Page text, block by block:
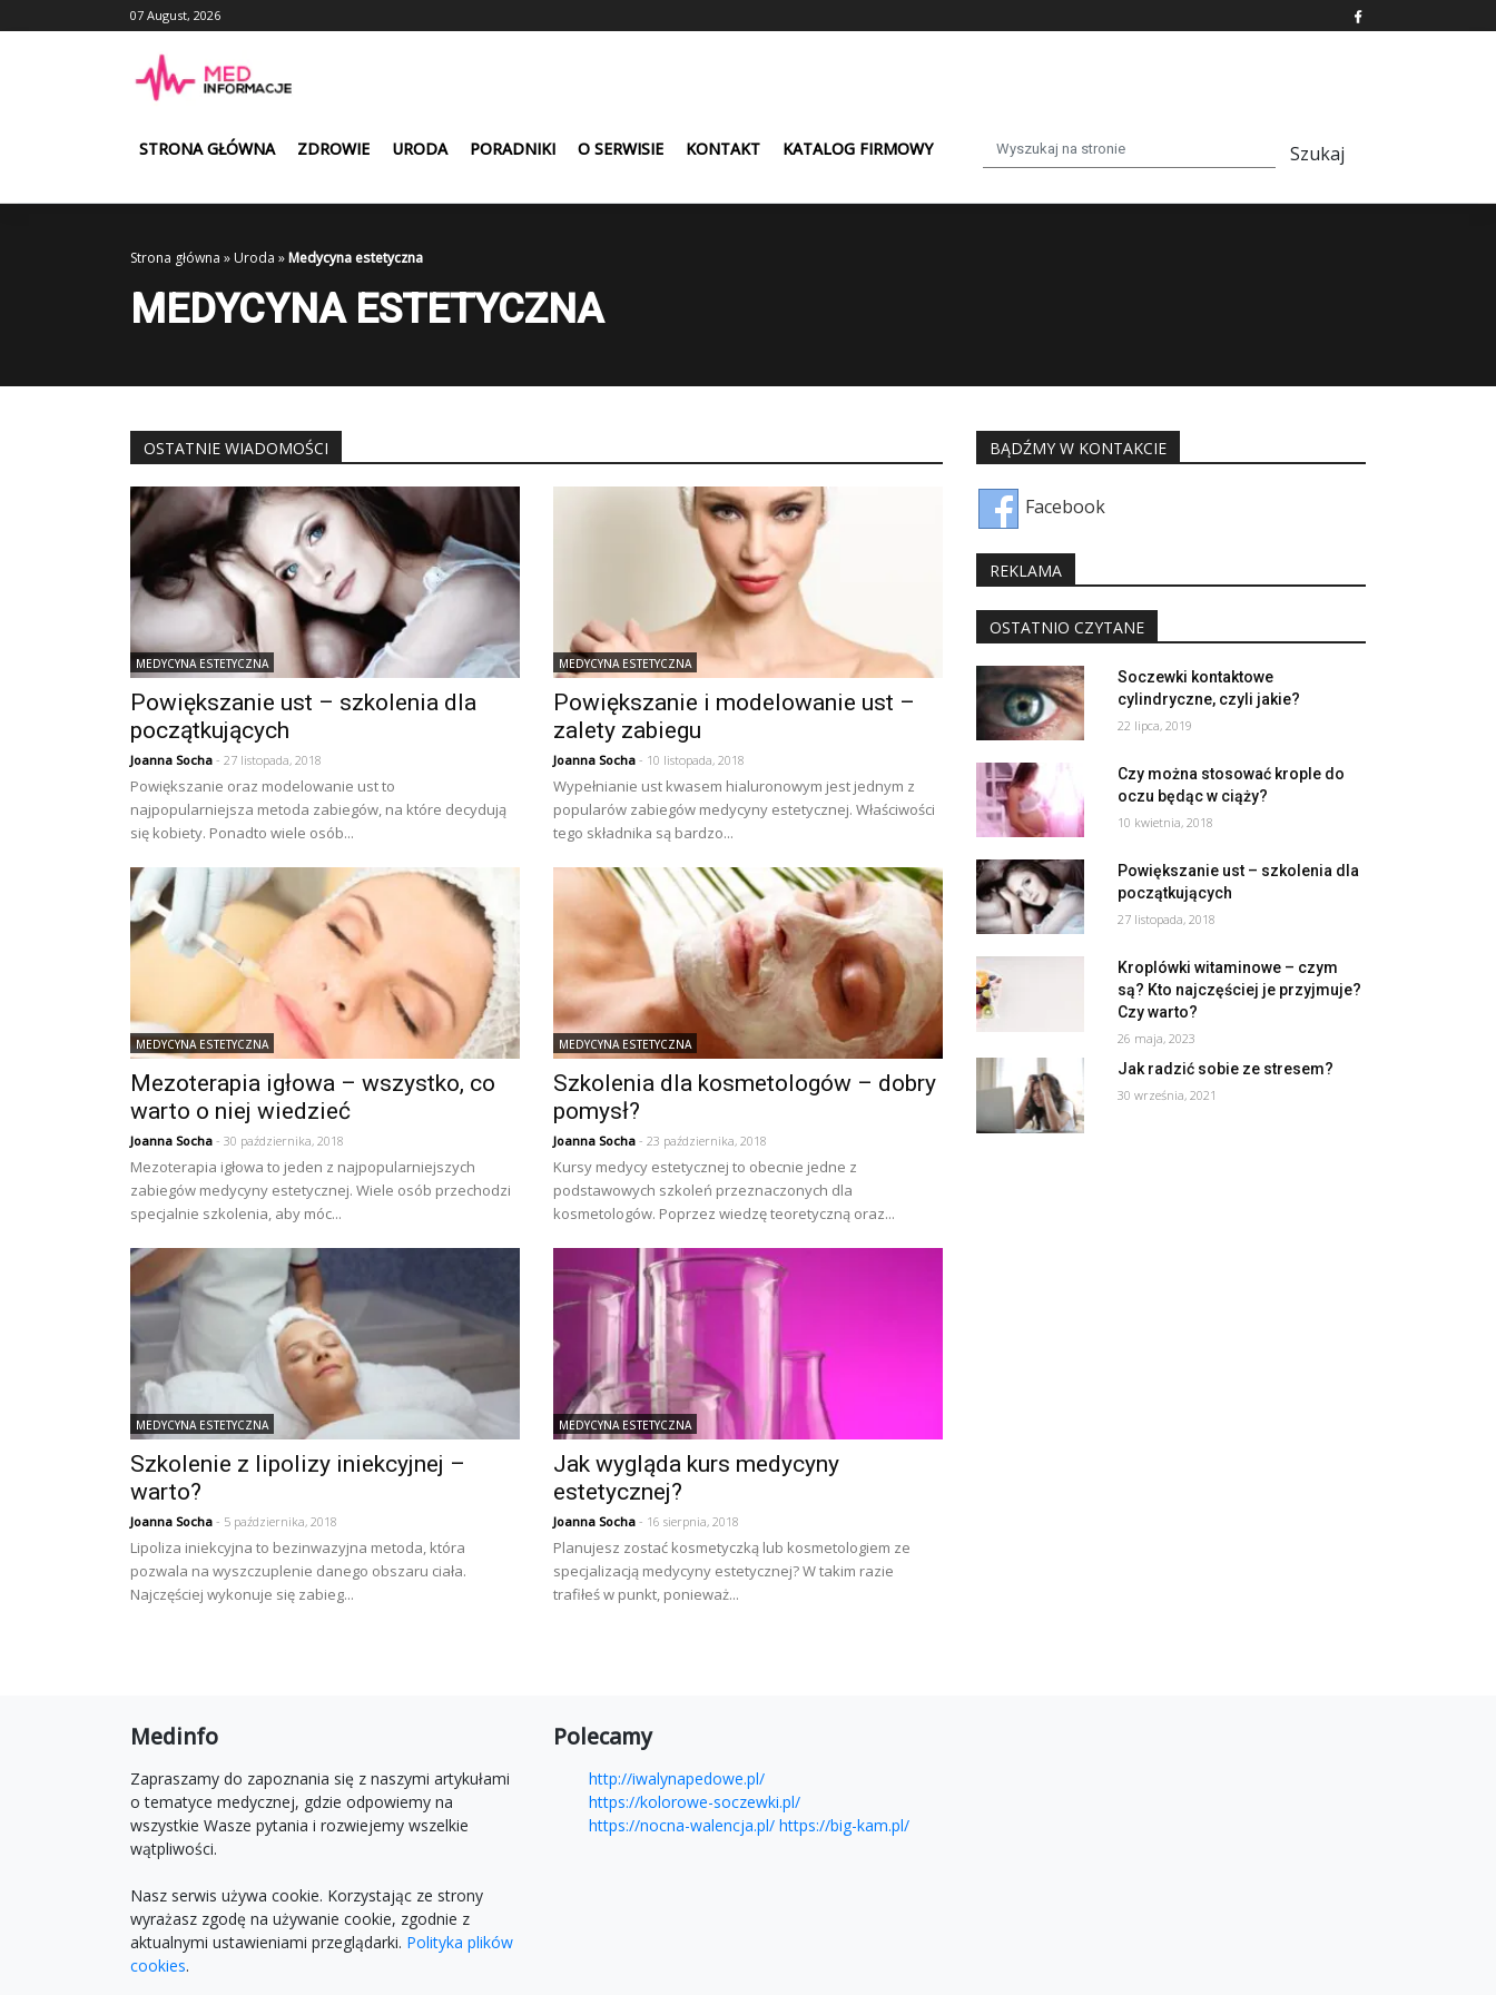
to
07 August, 2026
STRONA GŁÓWNA ZDROWIE URODA PORADNIKI O SERWISIE KONTAKT KATALOG FIRMOWY
Strona główna » Uroda »Medycyna estetyczna
MEDYCYNA ESTETYCZNA
OSTATNIE WIADOMOŚCI
MEDYCYNA ESTETYCZNA
Powiększanie ust – szkolenia dla
początkujących
Joanna Socha - 27 listopada, 2018
Powiększanie oraz modelowanie ust to
najpopularniejsza metoda zabiegów, na które decydują
się kobiety. Ponadto wiele osób...
MEDYCYNA ESTETYCZNA
Powiększanie i modelowanie ust –
zalety zabiegu
Joanna Socha - 10 listopada, 2018
Wypełnianie ust kwasem hialuronowym jest jednym z
popularów zabiegów medycyny estetycznej. Właściwości
tego składnika są bardzo...
MEDYCYNA ESTETYCZNA
Mezoterapia igłowa – wszystko, co
warto o niej wiedzieć
Joanna Socha - 30 października, 2018
Mezoterapia igłowa to jeden z najpopularniejszych
zabiegów medycyny estetycznej. Wiele osób przechodzi
specjalnie szkolenia, aby móc...
MEDYCYNA ESTETYCZNA
Szkolenia dla kosmetologów – dobry
pomysł?
Joanna Socha - 23 października, 2018
Kursy medycy estetycznej to obecnie jedne z
podstawowych szkoleń przeznaczonych dla
kosmetologów. Poprzez wiedzę teoretyczną oraz...
MEDYCYNA ESTETYCZNA
Szkolenie z lipolizy iniekcyjnej –
warto?
Joanna Socha - 5 października, 2018
Lipoliza iniekcyjna to bezinwazyjna metoda, która
pozwala na wyszczuplenie danego obszaru ciała.
Najczęściej wykonuje się zabieg...
MEDYCYNA ESTETYCZNA
Jak wygląda kurs medycyny
estetycznej?
Joanna Socha - 16 sierpnia, 2018
Planujesz zostać kosmetyczką lub kosmetologiem ze
specjalizacją medycyny estetycznej? W takim razie
trafiłeś w punkt, ponieważ...
BĄDŹMY W KONTAKCIE
Facebook
REKLAMA
OSTATNIO CZYTANE
Soczewki kontaktowe
cylindryczne, czyli jakie?
22 lipca, 2019
Czy można stosować krople do
oczu będąc w ciąży?
10 kwietnia, 2018
Powiększanie ust – szkolenia dla
początkujących
27 listopada, 2018
Kroplówki witaminowe – czym
są? Kto najczęściej je przyjmuje?
Czy warto?
26 maja, 2023
Jak radzić sobie ze stresem?
30 września, 2021
Medinfo
Zapraszamy do zapoznania się z naszymi artykułami
o tematyce medycznej, gdzie odpowiemy na
wszystkie Wasze pytania i rozwiejemy wszelkie
wątpliwości.
Nasz serwis używa cookie. Korzystając ze strony
wyrażasz zgodę na używanie cookie, zgodnie z
aktualnymi ustawieniami przeglądarki. Polityka plików
cookies.
Polecamy
http://iwalynapedowe.pl/
https://kolorowe-soczewki.pl/
https://nocna-walencja.pl/ https://big-kam.pl/